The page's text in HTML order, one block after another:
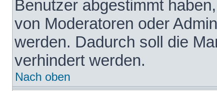
Benutzer abgestimmt
von Moderatoren oder
werden. Dadurch soll die
verhindert werden.
Nach oben